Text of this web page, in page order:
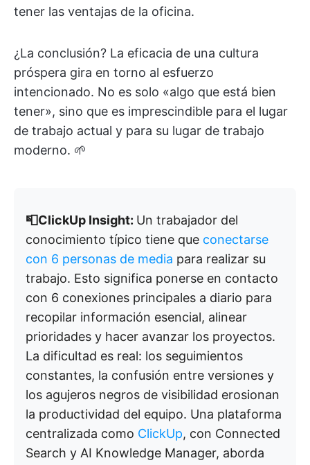
tener las ventajas de la oficina.
¿La conclusión? La eficacia de una cultura
próspera gira en torno al esfuerzo
intencionado. No es solo «algo que está bien
tener», sino que es imprescindible para el lugar
de trabajo actual y para su lugar de trabajo
moderno. 🌱
📮ClickUp Insight: Un trabajador del
conocimiento típico tiene que conectarse
con 6 personas de media para realizar su
trabajo. Esto significa ponerse en contacto
con 6 conexiones principales a diario para
recopilar información esencial, alinear
prioridades y hacer avanzar los proyectos.
La dificultad es real: los seguimientos
constantes, la confusión entre versiones y
los agujeros negros de visibilidad erosionan
la productividad del equipo. Una plataforma
centralizada como ClickUp, con Connected
Search y AI Knowledge Manager, aborda